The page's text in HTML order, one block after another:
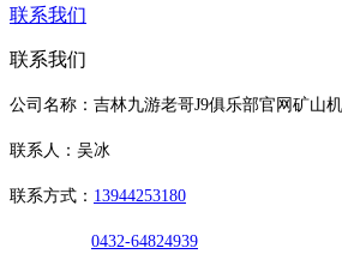
联系我们
联系我们
公司名称：吉林九游老哥J9俱乐部官网矿山
联系人：吴冰
联系方式： 13944253180
0432-64824939